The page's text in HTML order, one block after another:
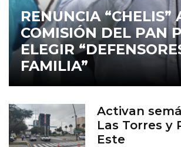
RENUNCIA “CHELIS”
COMISIÓN DEL PAN
ELEGIR
FAMILIA”
Activan
Las Torres y
Este